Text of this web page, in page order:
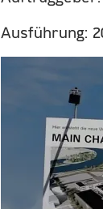
Ausführung: